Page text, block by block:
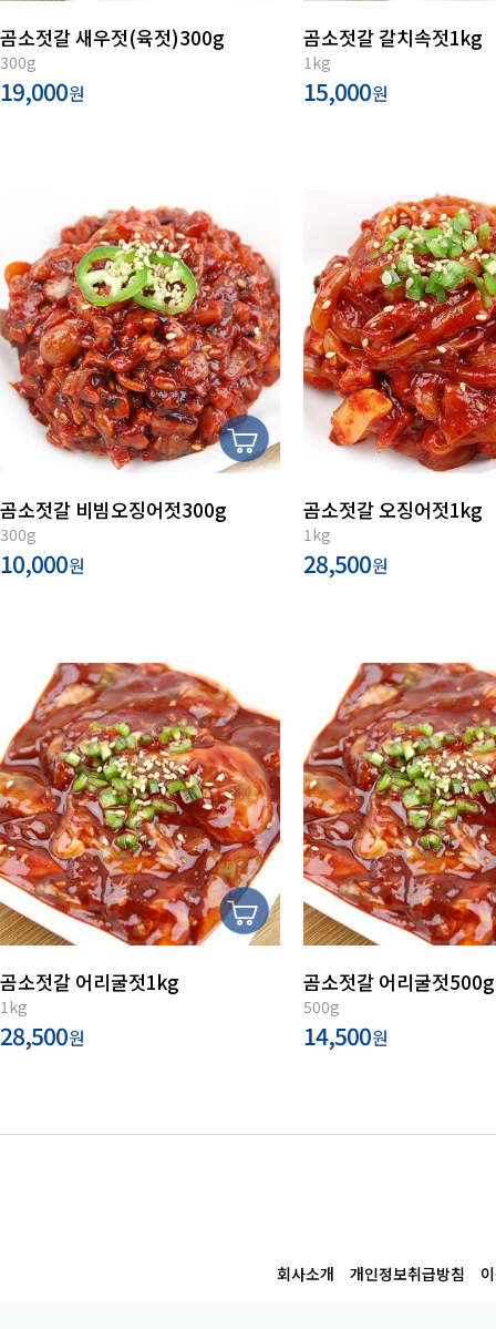
곰소젓갈 새우젓(육젓)300g
300g
19,000원
곰소젓갈 갈치속젓1kg
1kg
15,000원
곰소젓갈 비빔오징어젓300g
300g
10,000원
곰소젓갈 오징어젓1kg
1kg
28,500원
곰소젓갈 어리굴젓1kg
1kg
28,500원
곰소젓갈 어리굴젓500g
500g
14,500원
회사소개 개인정보취급방침